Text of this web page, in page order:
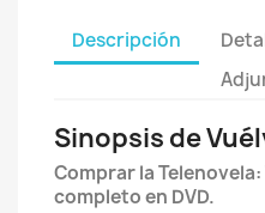
Descripción
Sinopsis de
Comprar la
completo en DVD.